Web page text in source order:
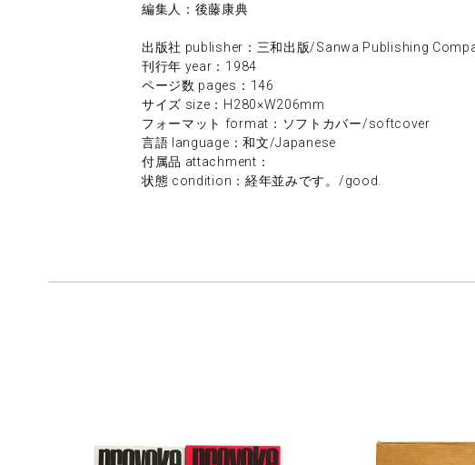
編集人：後藤康典
出版社 publisher：三和出版/Sanwa Publishing
刊行年 year：1984
ページ数 pages：146
サイズ size：H280×W206mm
フォーマット format：ソフトカバー/softcover
言語 language：和文/Japanese
付属品 attachment：
状態 condition：経年並みです。/good.